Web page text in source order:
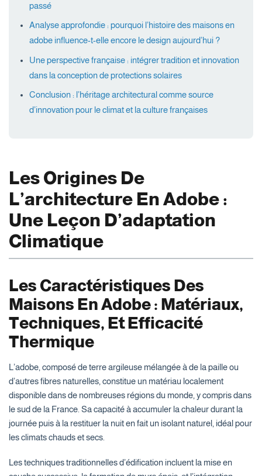
passé
Analyse approfondie : pourquoi l’histoire des maisons en
adobe influence-t-elle encore le design aujourd’hui ?
Une perspective française : intégrer tradition et innovation
dans la conception de protections solaires
Conclusion : l’héritage architectural comme source
d’innovation pour le climat et la culture françaises
Les Origines De
L’architecture En Adobe :
Une Leçon D’adaptation
Climatique
Les Caractéristiques Des
Maisons En Adobe : Matériaux,
Techniques, Et Efficacité
Thermique
L’adobe, composé de terre argileuse mélangée à de la paille ou
d’autres fibres naturelles, constitue un matériau localement
disponible dans de nombreuses régions du monde, y compris dans
le sud de la France. Sa capacité à accumuler la chaleur durant la
jour­née puis à la restituer la nuit en fait un isolant naturel, idéal pour
les climats chauds et secs.
Les techniques traditionnelles d’édification incluent la mise en